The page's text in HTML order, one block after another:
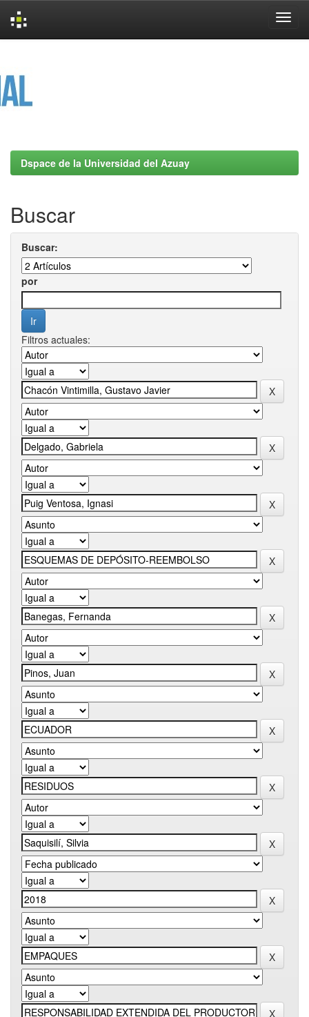
Dspace de la Universidad del Azuay
Buscar
Buscar:
por
Filtros actuales: